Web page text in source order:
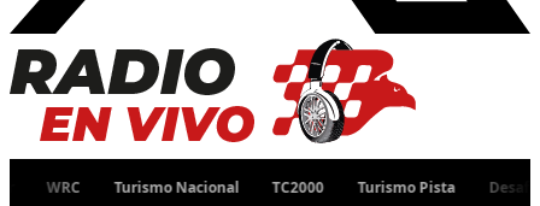
Turismo Nacional TC2000 Turismo Pista Desafío Ruta 40